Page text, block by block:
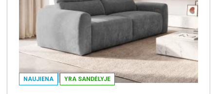
NAUJIENA YRA SANDĖLYJE